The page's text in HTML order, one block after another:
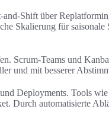
Shift über
Skalierung für
Scrum-Teams und
und mit besserer
Deployments. Tools
Durch automatisierte